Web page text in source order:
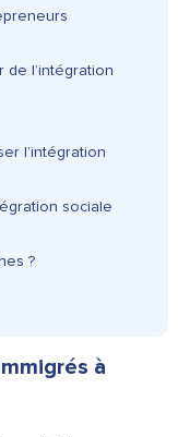
l’intégration
l’intégration
sociale
?
à